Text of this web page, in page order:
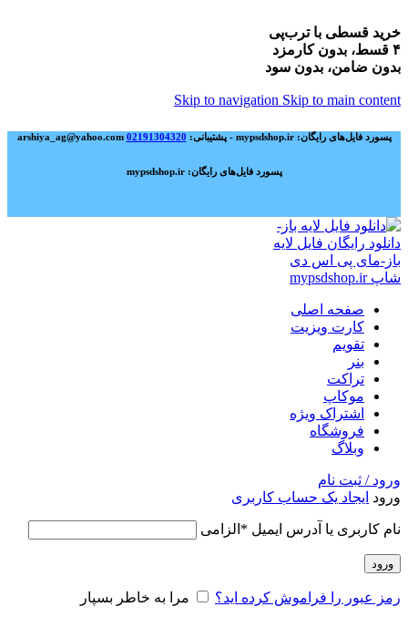
خرید قسطی با ترب‌پی
۴ قسط، بدون کارمزد
بدون ضامن، بدون سود
Skip to navigation Skip to main content
پسورد فایل‌های رایگان: mypsdshop.ir - پشتیبانی: arshiya_ag@yahoo.com 02191304320
پسورد فایل‌های رایگان: mypsdshop.ir
صفحه اصلی
کارت ویزیت
تقویم
بنر
تراکت
موکاپ
اشتراک ویژه
فروشگاه
وبلاگ
ورود / ثبت نام
ورود ایجاد یک حساب کاربری
نام کاربری یا آدرس ایمیل * الزامی
ورود
رمز عبور را فراموش کرده اید؟ مرا به خاطر بسپار